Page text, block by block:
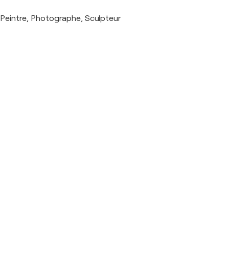
Peintre, Photographe, Sculpteur